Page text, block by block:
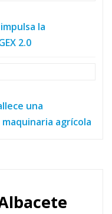
la
2.0
una
agrícola